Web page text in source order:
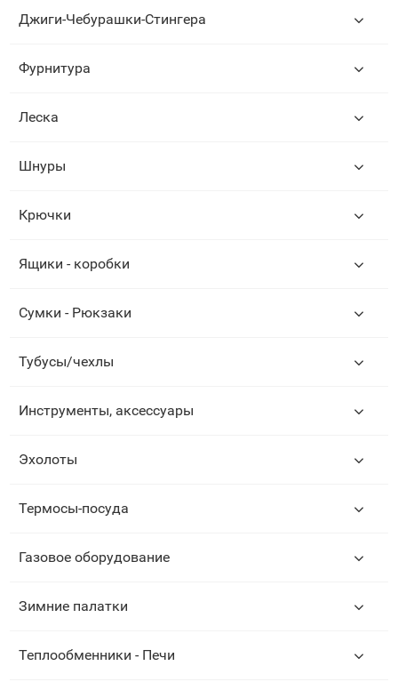
Джиги-Чебурашки-Стингера
Фурнитура
Леска
Шнуры
Крючки
Ящики - коробки
Сумки - Рюкзаки
Тубусы/чехлы
Инструменты, аксессуары
Эхолоты
Термосы-посуда
Газовое оборудование
Зимние палатки
Теплообменники - Печи